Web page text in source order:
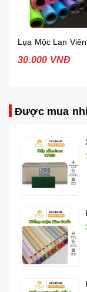
30.000 VNĐ
Được mua